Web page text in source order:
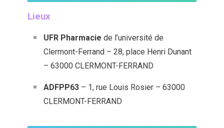
Lieux
UFR Pharmacie de l’université de
Clermont-Ferrand – 28, place Henri Dunant
– 63000 CLERMONT-FERRAND
ADFPP63 – 1, rue Louis Rosier – 63000
CLERMONT-FERRAND